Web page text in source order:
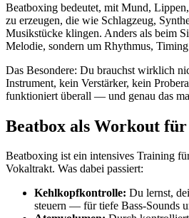
Beatboxing bedeutet, mit Mund,
zu erzeugen, die wie Schlagzeug,
Musikstücke klingen. Anders als beim
Melodie, sondern um Rhythmus,
Das Besondere: Du brauchst wirklich
Instrument, kein Verstärker, kein
funktioniert überall — und genau das
Beatbox als Workout
Beatboxing ist ein intensives Training
Vokaltrakt. Was dabei passiert:
Kehlkopfkontrolle: Du lernst,
steuern — für tiefe Bass-Sounds